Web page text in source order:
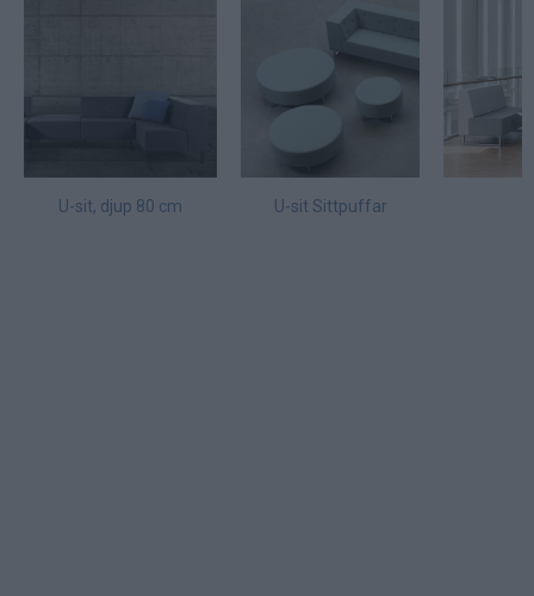
Art nr: US-ARM-20, Lev. tid: Ca 4 veckor
Fås i samma tyg och färg som ovan beställd produkt.
Pris för 1 st armstöd.
U-sit, djup 80 cm U-sit Sittpuffar